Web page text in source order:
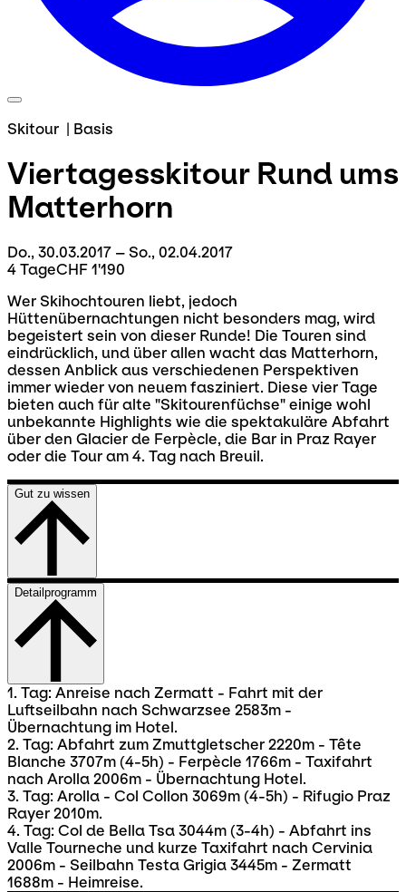
Skitour | Basis
Viertagesskitour Rund ums
Matterhorn
Do., 30.03.2017 – So., 02.04.2017
4 TageCHF 1'190
Wer Skihochtouren liebt, jedoch
Hüttenübernachtungen nicht besonders mag, wird
begeistert sein von dieser Runde! Die Touren sind
eindrücklich, und über allen wacht das Matterhorn,
dessen Anblick aus verschiedenen Perspektiven
immer wieder von neuem fasziniert. Diese vier Tage
bieten auch für alte "Skitourenfüchse" einige wohl
unbekannte Highlights wie die spektakuläre Abfahrt
über den Glacier de Ferpècle, die Bar in Praz Rayer
oder die Tour am 4. Tag nach Breuil.
Gut zu wissen
Detailprogramm
1. Tag: Anreise nach Zermatt - Fahrt mit der
Luftseilbahn nach Schwarzsee 2583m -
Übernachtung im Hotel.
2. Tag: Abfahrt zum Zmuttgletscher 2220m - Tête
Blanche 3707m (4-5h) - Ferpècle 1766m - Taxifahrt
nach Arolla 2006m - Übernachtung Hotel.
3. Tag: Arolla - Col Collon 3069m (4-5h) - Rifugio Praz
Rayer 2010m.
4. Tag: Col de Bella Tsa 3044m (3-4h) - Abfahrt ins
Valle Tourneche und kurze Taxifahrt nach Cervinia
2006m - Seilbahn Testa Grigia 3445m - Zermatt
1688m - Heimreise.